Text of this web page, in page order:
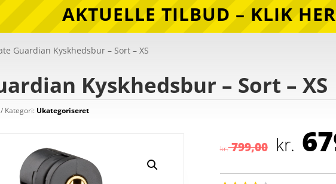
AKTUELLE TILBUD – KLIK
Guardian Kyskhedsbur – Sort – XS
Kyskhedsbur – Sort – XS
Kategori: Ukategoriseret
kr.799,00 Den
pris
kr.